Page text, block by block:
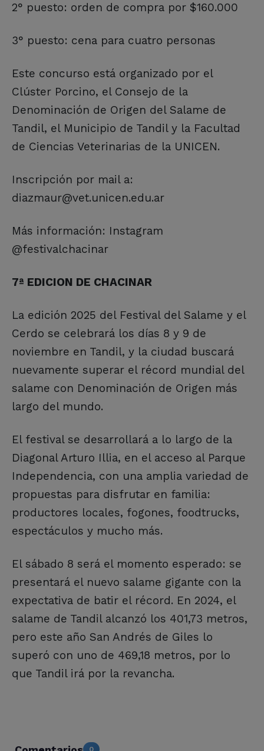
2° puesto: orden de compra por $160.000
3° puesto: cena para cuatro personas
Este concurso está organizado por el
Clúster Porcino, el Consejo de la
Denominación de Origen del Salame de
Tandil, el Municipio de Tandil y la Facultad
de Ciencias Veterinarias de la UNICEN.
Inscripción por mail a:
diazmaur@vet.unicen.edu.ar
Más información: Instagram
@festivalchacinar
7ª EDICION DE CHACINAR
La edición 2025 del Festival del Salame y el
Cerdo se celebrará los días 8 y 9 de
noviembre en Tandil, y la ciudad buscará
nuevamente superar el récord mundial del
salame con Denominación de Origen más
largo del mundo.
El festival se desarrollará a lo largo de la
Diagonal Arturo Illia, en el acceso al Parque
Independencia, con una amplia variedad de
propuestas para disfrutar en familia:
productores locales, fogones, foodtrucks,
espectáculos y mucho más.
El sábado 8 será el momento esperado: se
presentará el nuevo salame gigante con la
expectativa de batir el récord. En 2024, el
salame de Tandil alcanzó los 401,73 metros,
pero este año San Andrés de Giles lo
superó con uno de 469,18 metros, por lo
que Tandil irá por la revancha.